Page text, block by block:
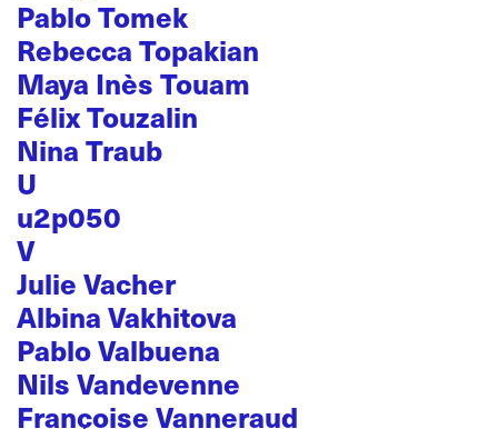
Pablo Tomek
Rebecca Topakian
Maya Inès Touam
Félix Touzalin
Nina Traub
U
u2p050
V
Julie Vacher
Albina Vakhitova
Pablo Valbuena
Nils Vandevenne
Françoise Vanneraud